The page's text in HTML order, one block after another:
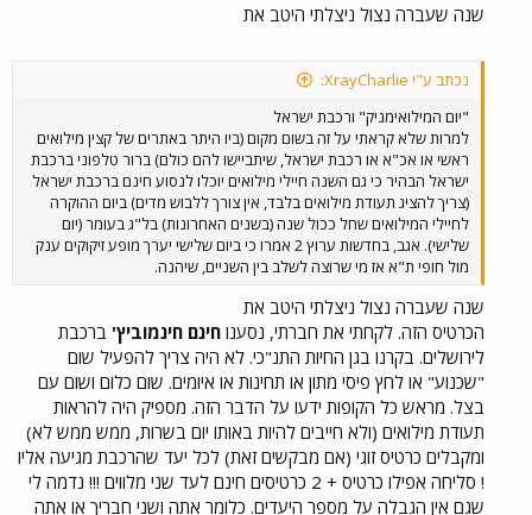
שנה שעברה נצול ניצלתי היטב את
נכתב ע"י XrayCharlie:
"יום המילואימניק" ורכבת ישראל
למרות שלא קראתי על זה בשום מקום (ביו היתר באתרים של קצין מילואים
ראשי או אכ"א או רכבת ישראל, שיתביישו להם כולם) ברור טלפוני ברכבת
ישראל הבהיר כי גם השנה חיילי מילואים יוכלו לנסוע חינם ברכבת ישראל
(צריך להציג תעודת מילואים בלבד, אין צורך ללבוש מדים) ביום ההוקרה
לחיילי המילואים שחל ככול שנה (בשנים האחרונות) בל"ג בעומר (יום
שלישי). אגב, בחדשות ערוץ 2 אמרו כי ביום שלישי יערך מופע זיקוקים ענק
מול חופי ת"א אז מי שרוצה לשלב בין השניים, שיהנה.
שנה שעברה נצול ניצלתי היטב את
הכרטיס הזה. לקחתי את חברתי, נסענו חינם חינמוביץ' ברכבת
לירושלים. בקרנו בגן החיות התנ"כי. לא היה צריך להפעיל שום
"שכנוע" או לחץ פיסי מתון או תחינות או איומים. שום כלום ושום עם
בצל. מראש כל הקופות ידעו על הדבר הזה. מספיק היה להראות
תעודת מילואים (ולא חייבים להיות באותו יום בשרות, ממש ממש לא)
ומקבלים כרטיס זוגי (אם מבקשים זאת) לכל יעד שהרכבת מגיעה אליו
! סליחה אפילו כרטיס + 2 כרטיסים חינם לעד שני מלווים !!! נדמה לי
שגם אין הגבלה על מספר היעדים. כלומר אתה ושני חבריך או אתה